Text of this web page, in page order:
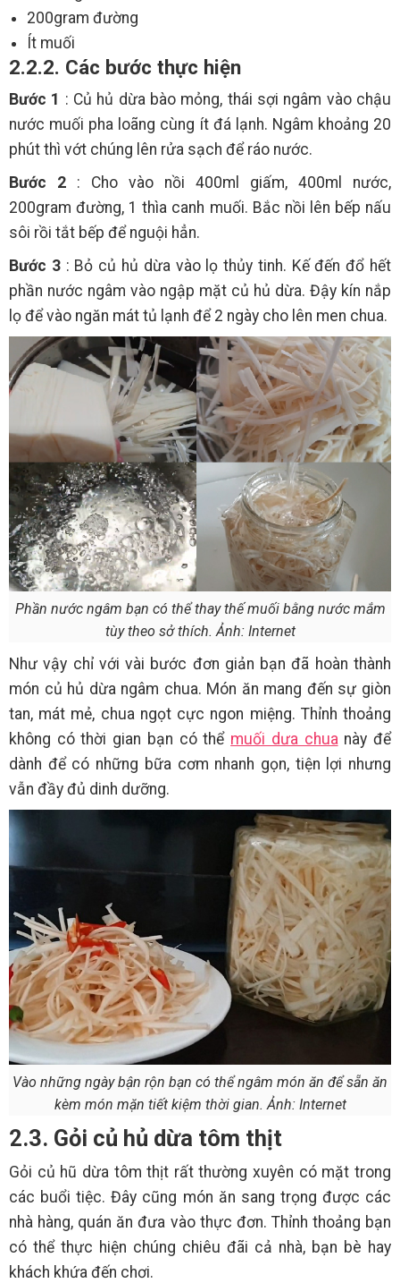
200gram đường
Ít muối
2.2.2. Các bước thực hiện
Bước 1 : Củ hủ dừa bào mỏng, thái sợi ngâm vào chậu
nước muối pha loãng cùng ít đá lạnh. Ngâm khoảng 20
phút thì vớt chúng lên rửa sạch để ráo nước.
Bước 2 : Cho vào nồi 400ml giấm, 400ml nước,
200gram đường, 1 thìa canh muối. Bắc nồi lên bếp nấu
sôi rồi tắt bếp để nguội hẳn.
Bước 3: Bỏ củ hủ dừa vào lọ thủy tinh. Kế đến đổ hết
phần nước ngâm vào ngập mặt củ hủ dừa. Đậy kín nắp
lọ để vào ngăn mát tủ lạnh để 2 ngày cho lên men chua.
Phần nước ngâm bạn có thể thay thế muối bằng nước mắm
tùy theo sở thích. Ảnh: Internet
Như vậy chỉ với vài bước đơn giản bạn đã hoàn thành
món củ hủ dừa ngâm chua. Món ăn mang đến sự giòn
tan, mát mẻ, chua ngọt cực ngon miệng. Thỉnh thoảng
không có thời gian bạn có thể muối dưa chua này để
dành để có những bữa cơm nhanh gọn, tiện lợi nhưng
vẫn đầy đủ dinh dưỡng.
Vào những ngày bận rộn bạn có thể ngâm món ăn để sẵn ăn
kèm món mặn tiết kiệm thời gian. Ảnh: Internet
2.3. Gỏi củ hủ dừa tôm thịt
Gỏi củ hũ dừa tôm thịt rất thường xuyên có mặt trong
các buổi tiệc. Đây cũng món ăn sang trọng được các
nhà hàng, quán ăn đưa vào thực đơn. Thỉnh thoảng bạn
có thể thực hiện chúng chiêu đãi cả nhà, bạn bè hay
khách khứa đến chơi.